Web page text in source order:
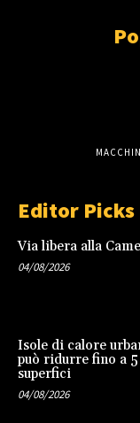
Editor Picks
Via libera alla
04/08/2026
Isole di calore
può ridurre fino a
superfici
04/08/2026